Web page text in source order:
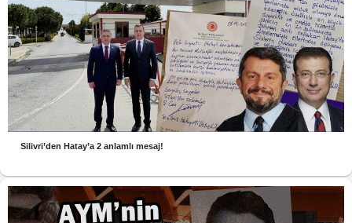
Silivri’den Hatay’a 2 anlamlı mesaj!